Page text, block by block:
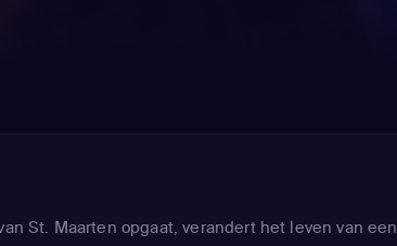
St. Maarten opgaat, verandert het leven van een